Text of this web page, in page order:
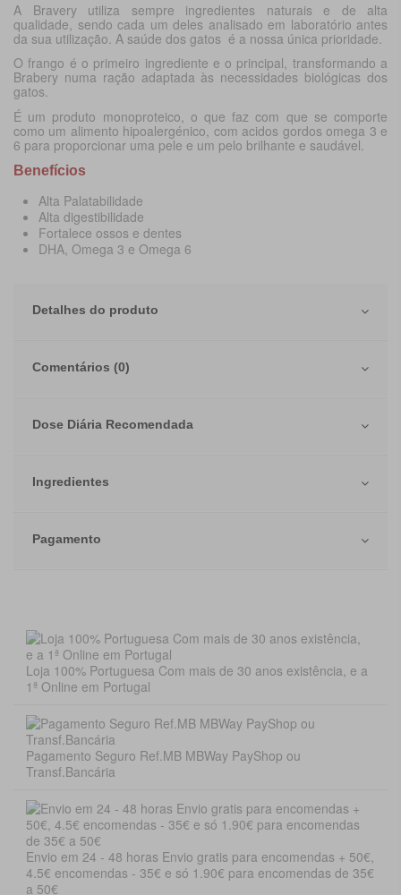
A Bravery utiliza sempre ingredientes naturais e de alta
qualidade, sendo cada um deles analisado em laboratório antes
da sua utilização. A saúde dos gatos é a nossa única prioridade.
O frango é o primeiro ingrediente e o principal, transformando a
Brabery numa ração adaptada às necessidades biológicas dos
gatos.
É um produto monoproteico , o que faz com que se comporte
como um alimento hipoalergénico, com acidos gordos omega 3 e
6 para proporcionar uma pele e um pelo brilhante e saudável.
Benefícios
Alta Palatabilidade
Alta digestibilidade
Fortalece ossos e dentes
DHA, Omega 3 e Omega 6
Detalhes do produto
Comentários (0)
Dose Diária Recomendada
Ingredientes
Pagamento
Loja 100% Portuguesa Com mais de 30 anos existência, e a
1ª Online em Portugal
Pagamento Seguro Ref.MB MBWay PayShop ou
Transf.Bancária
Envio em 24 - 48 horas Envio gratis para encomendas + 50€,
4.5€ encomendas - 35€ e só 1.90€ para encomendas de 35€
a 50€